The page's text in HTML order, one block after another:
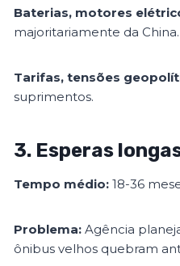
Baterias, motores
majoritariamente da China.
Tarifas, tensões
suprimentos.
3. Esperas
Tempo médio: 18-36
Problema: Agência
ônibus velhos quebram